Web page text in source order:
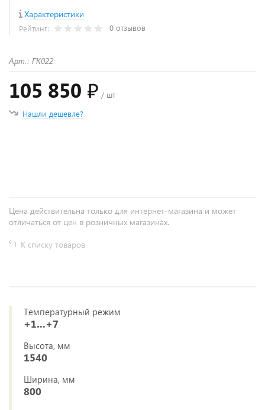
Характеристики
Рейтинг: 0 отзывов
Арт.: ГК022
105 850 ₽ / шт
Нашли дешевле?
Цена действительна только для интернет-магазина и может
отличаться от цен в розничных магазинах.
К списку товаров
Температурный режим
+1...+7
Высота, мм
1540
Ширина, мм
800